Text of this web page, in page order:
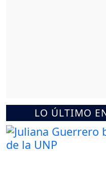
LO ÚLTIMO